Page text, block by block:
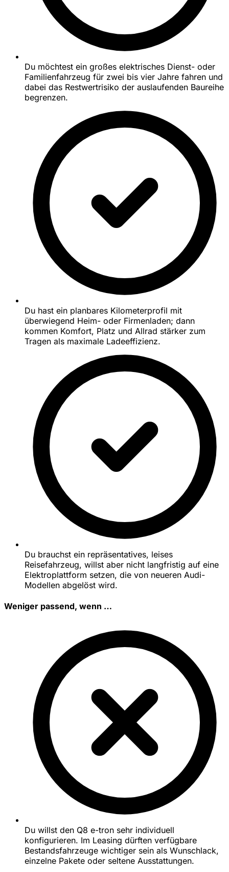
Du möchtest ein großes elektrisches Dienst- oder
Familienfahrzeug für zwei bis vier Jahre fahren und
dabei das Restwertrisiko der auslaufenden Baureihe
begrenzen.
Du hast ein planbares Kilometerprofil mit
überwiegend Heim- oder Firmenladen; dann
kommen Komfort, Platz und Allrad stärker zum
Tragen als maximale Ladeeffizienz.
Du brauchst ein repräsentatives, leises
Reisefahrzeug, willst aber nicht langfristig auf eine
Elektroplattform setzen, die von neueren Audi-
Modellen abgelöst wird.
Weniger passend, wenn …
Du willst den Q8 e-tron sehr individuell
konfigurieren. Im Leasing dürften verfügbare
Bestandsfahrzeuge wichtiger sein als Wunschlack,
einzelne Pakete oder seltene Ausstattungen.